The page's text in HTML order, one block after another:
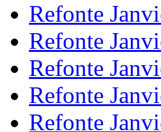
Refonte
Refonte
Refonte
Refonte
Refonte